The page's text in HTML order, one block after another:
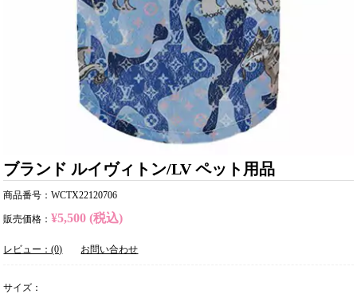
ブランド ルイヴィトン/LV ペット用品
商品番号：WCTX22120706
販売価格： ¥5,500 (税込)
レビュー：(0) お問い合わせ
サイズ：